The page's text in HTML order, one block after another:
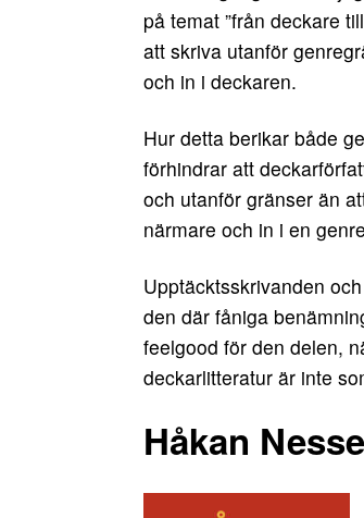
på temat ”från deckare
att skriva utanför
och in i deckaren.
Hur detta berikar både
förhindrar att
och utanför gränser än
närmare och in i en
Upptäcktsskrivanden
den där fåniga
feelgood för den delen,
deckarlitteratur är inte
Håkan